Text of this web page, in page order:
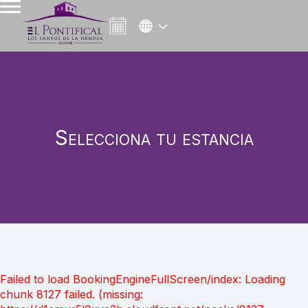
Selecciona tu estancia
Failed to load BookingEngineFullScreen/index: Loading
chunk 8127 failed. (missing: